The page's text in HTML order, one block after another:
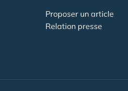
Proposer un article
Relation presse